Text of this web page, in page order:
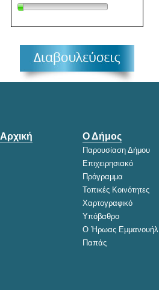
Αρχική Ο Δήμος
Παρουσίαση Δήμου
Επιχειρησιακό
Πρόγραμμα
Τοπικές Κοινότητες
Χαρτογραφικό
Υπόβαθρο
Ο Ήρωας Εμμανουήλ
Παπάς